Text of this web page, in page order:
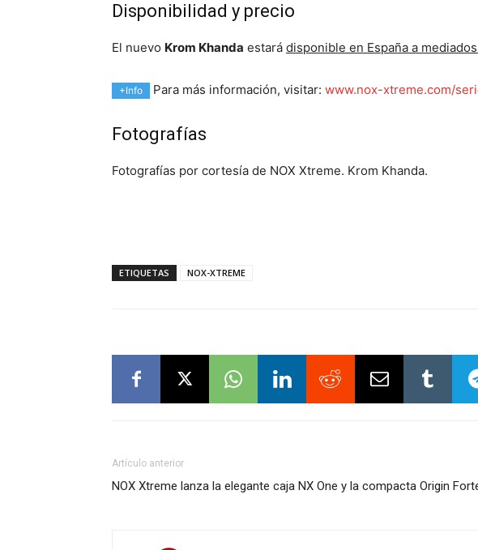
Disponibilidad y precio
El nuevo Krom Khanda estará disponible en España a
+Info Para más información, visitar: www.nox-xtreme.com/
Fotografías
Fotografías por cortesía de NOX Xtreme. Krom Khanda.
ETIQUETAS NOX-XTREME
Artículo anterior
NOX Xtreme lanza la elegante caja NX One y la compacta Origin